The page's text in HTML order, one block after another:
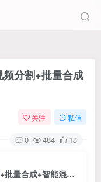
分割+批量合成
关注 私信
0 484 13
灵狐视频AI剪辑+去水印裁剪+视频分割+批量合成+智能混剪【永久脚本+详…